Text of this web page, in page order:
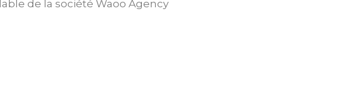
de la société Waoo Agency